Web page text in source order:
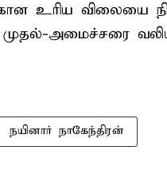
உரிய விலையை
அமைச்சரை
நயினார் நாகேந்திரன்